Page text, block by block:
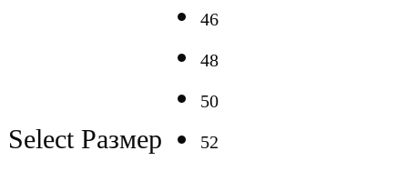
Select Размер
46
48
50
52